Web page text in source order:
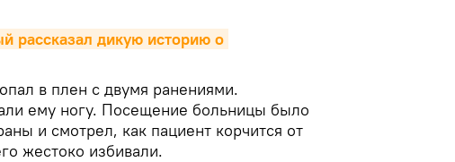
рассказал дикую историю о
в плен с двумя ранениями.
ему ногу. Посещение больницы было
и смотрел, как пациент корчится от
жестоко избивали.